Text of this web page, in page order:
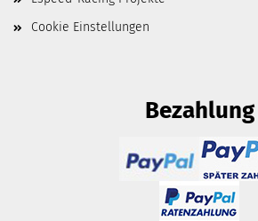
Cookie Einstellungen
Bezahlung